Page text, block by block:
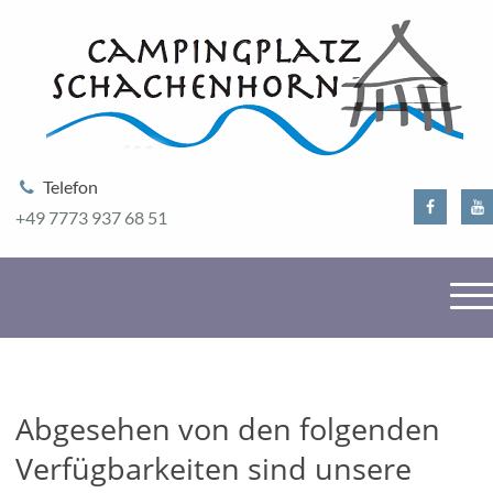
Telefon
+49 7773 937 68 51
Restaurant
Campingplatz
Abgesehen von den folgenden
Verfügbarkeiten sind unsere